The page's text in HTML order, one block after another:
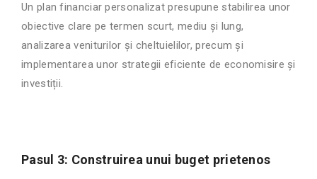
Un plan financiar personalizat presupune stabilirea unor
obiective clare pe termen scurt, mediu și lung,
analizarea veniturilor și cheltuielilor, precum și
implementarea unor strategii eficiente de economisire și
investiții.
Pasul 3: Construirea unui buget prietenos